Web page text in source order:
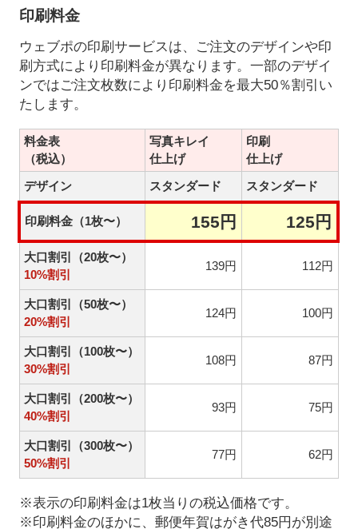
印刷料金
ウェブポの印刷サービスは、ご注文のデザインや印
刷方式により印刷料金が異なります。一部のデザイ
ンではご注文枚数により印刷料金を最大50％割引い
たします。
料金表
（税込）
写真キレイ
仕上げ
印刷
仕上げ
デザイン
スタンダード スタンダード
印刷料金（1枚〜） 155円 125円
大口割引（20枚〜）
10%割引
139円 112円
大口割引（50枚〜）
20%割引
124円 100円
大口割引（100枚〜）
30%割引
108円 87円
大口割引（200枚〜）
40%割引
93円 75円
大口割引（300枚〜）
50%割引
77円 62円
※表示の印刷料金は1枚当りの税込価格です。
※印刷料金のほかに、郵便年賀はがき代85円が別途